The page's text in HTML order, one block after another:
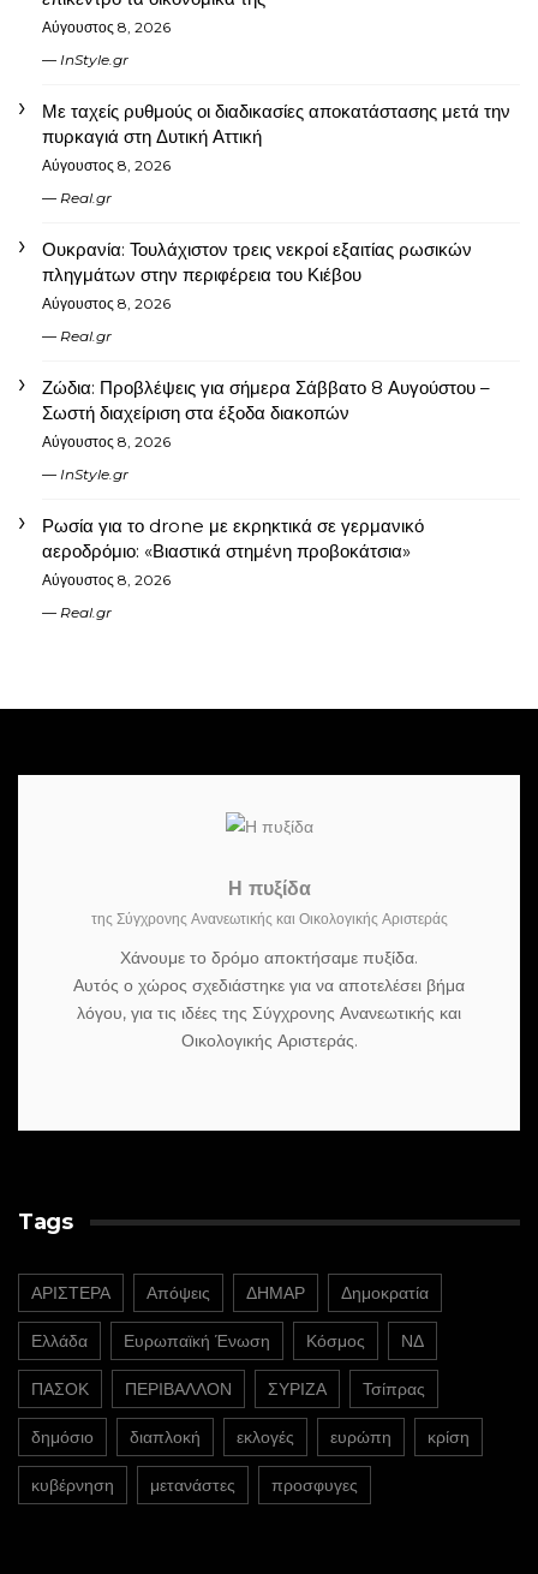
Αύγουστος 8, 2026
InStyle.gr
Με ταχείς ρυθμούς οι διαδικασίες αποκατάστασης μετά την
πυρκαγιά στη Δυτική Αττική
Αύγουστος 8, 2026
Real.gr
Ουκρανία: Τουλάχιστον τρεις νεκροί εξαιτίας ρωσικών
πληγμάτων στην περιφέρεια του Κιέβου
Αύγουστος 8, 2026
Real.gr
Ζώδια: Προβλέψεις για σήμερα Σάββατο 8 Αυγούστου –
Σωστή διαχείριση στα έξοδα διακοπών
Αύγουστος 8, 2026
InStyle.gr
Ρωσία για το drone με εκρηκτικά σε γερμανικό
αεροδρόμιο: «Βιαστικά στημένη προβοκάτσια»
Αύγουστος 8, 2026
Real.gr
Η πυξίδα
της Σύγχρονης Ανανεωτικής και Οικολογικής Αριστεράς
Χάνουμε το δρόμο αποκτήσαμε πυξίδα.
Αυτός ο χώρος σχεδιάστηκε για να αποτελέσει βήμα
λόγου, για τις ιδέες της Σύγχρονης Ανανεωτικής και
Οικολογικής Αριστεράς.
Tags
ΑΡΙΣΤΕΡΑ Απόψεις ΔΗΜΑΡ Δημοκρατία
Ελλάδα Ευρωπαϊκή Ένωση Κόσμος ΝΔ
ΠΑΣΟΚ ΠΕΡΙΒΑΛΛΟΝ ΣΥΡΙΖΑ Τσίπρας
δημόσιο διαπλοκή εκλογές ευρώπη κρίση
κυβέρνηση μετανάστες προσφυγες